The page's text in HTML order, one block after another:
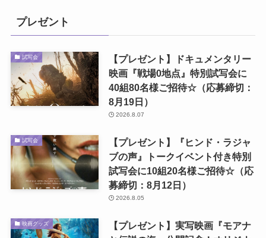
プレゼント
試写会
【プレゼント】ドキュメンタリー
映画『戦場0地点』特別試写会に
40組80名様ご招待☆（応募締切：
8月19日）
2026.8.07
試写会
【プレゼント】『ヒンド・ラジャ
ブの声』トークイベント付き特別
試写会に10組20名様ご招待☆（応
募締切：8月12日）
2026.8.05
映画グッズ
【プレゼント】実写映画『モアナ